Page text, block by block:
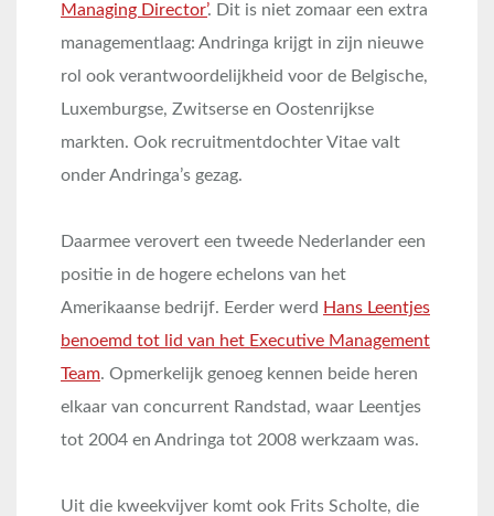
Managing Director’. Dit is niet zomaar een extra
managementlaag: Andringa krijgt in zijn nieuwe
rol ook verantwoordelijkheid voor de Belgische,
Luxemburgse, Zwitserse en Oostenrijkse
markten. Ook recruitmentdochter Vitae valt
onder Andringa’s gezag.
Daarmee verovert een tweede Nederlander een
positie in de hogere echelons van het
Amerikaanse bedrijf. Eerder werd Hans Leentjes
benoemd tot lid van het Executive Management
Team. Opmerkelijk genoeg kennen beide heren
elkaar van concurrent Randstad, waar Leentjes
tot 2004 en Andringa tot 2008 werkzaam was.
Uit die kweekvijver komt ook Frits Scholte, die